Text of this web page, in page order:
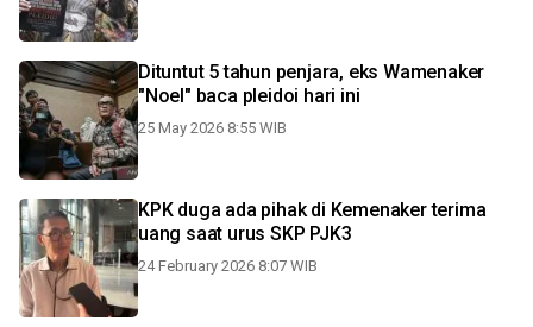
Dituntut 5 tahun penjara, eks Wamenaker
"Noel" baca pleidoi hari ini
25 May 2026 8:55 WIB
KPK duga ada pihak di Kemenaker terima
uang saat urus SKP PJK3
24 February 2026 8:07 WIB